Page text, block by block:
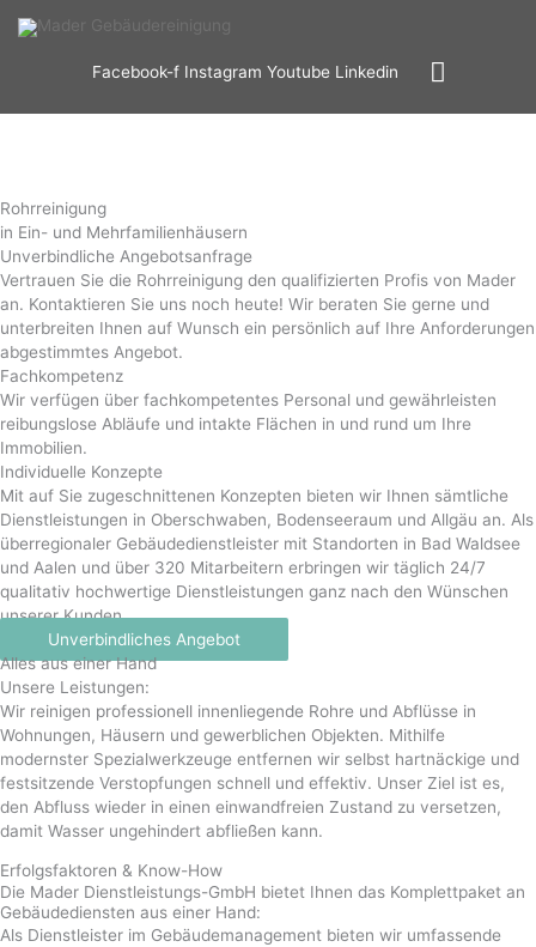
Inhalt
Facebook-f Instagram Youtube Linkedin
Rohrreinigung
in Ein- und Mehrfamilienhäusern
Unverbindliche Angebotsanfrage
Vertrauen Sie die Rohrreinigung den qualifizierten Profis von Mader
an. Kontaktieren Sie uns noch heute! Wir beraten Sie gerne und
unterbreiten Ihnen auf Wunsch ein persönlich auf Ihre Anforderungen
abgestimmtes Angebot.
Fachkompetenz
Wir verfügen über fachkompetentes Personal und gewährleisten
reibungslose Abläufe und intakte Flächen in und rund um Ihre
Immobilien.
Individuelle Konzepte
Mit auf Sie zugeschnittenen Konzepten bieten wir Ihnen sämtliche
Dienstleistungen in Oberschwaben, Bodenseeraum und Allgäu an. Als
überregionaler Gebäudedienstleister mit Standorten in Bad Waldsee
und Aalen und über 320 Mitarbeitern erbringen wir täglich 24/7
qualitativ hochwertige Dienstleistungen ganz nach den Wünschen
unserer Kunden.
Unverbindliches Angebot
Alles aus einer Hand
Unsere Leistungen:
Wir reinigen professionell innenliegende Rohre und Abflüsse in
Wohnungen, Häusern und gewerblichen Objekten. Mithilfe
modernster Spezialwerkzeuge entfernen wir selbst hartnäckige und
festsitzende Verstopfungen schnell und effektiv. Unser Ziel ist es,
den Abfluss wieder in einen einwandfreien Zustand zu versetzen,
damit Wasser ungehindert abfließen kann.
Erfolgsfaktoren & Know-How
Die Mader Dienstleistungs-GmbH bietet Ihnen das Komplettpaket an
Gebäudediensten aus einer Hand:
Als Dienstleister im Gebäudemanagement bieten wir umfassende